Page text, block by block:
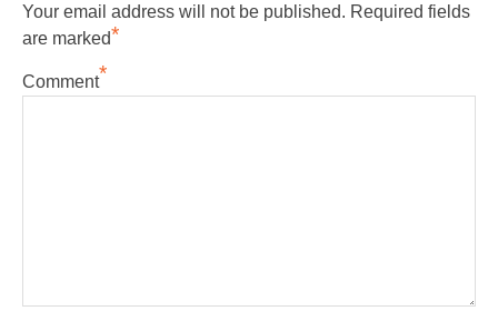
Your email address will not be published. Required fields
are marked*
Comment*